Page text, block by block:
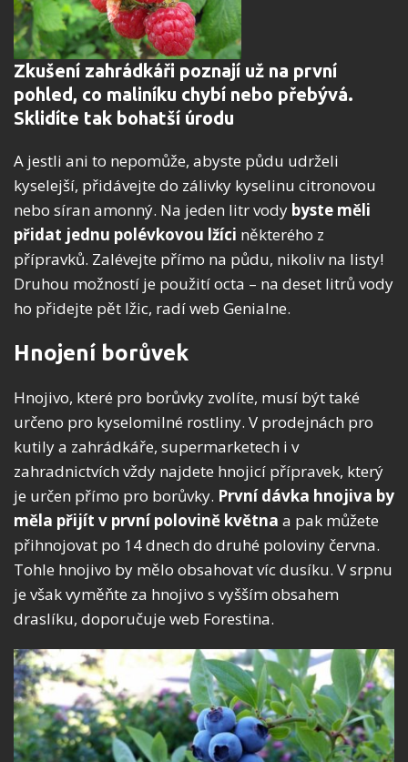
Zkušení zahrádkáři poznají už na první
pohled, co maliníku chybí nebo přebývá.
Sklidíte tak bohatší úrodu
A jestli ani to nepomůže, abyste půdu udrželi
kyselejší, přidávejte do zálivky kyselinu citronovou
nebo síran amonný. Na jeden litr vody byste měli
přidat jednu polévkovou lžíci některého z
přípravků. Zalévejte přímo na půdu, nikoliv na listy!
Druhou možností je použití octa – na deset litrů vody
ho přidejte pět lžic, radí web Genialne.
Hnojení borůvek
Hnojivo, které pro borůvky zvolíte, musí být také
určeno pro kyselomilné rostliny. V prodejnách pro
kutily a zahrádkáře, supermarketech i v
zahradnictvích vždy najdete hnojicí přípravek, který
je určen přímo pro borůvky. První dávka hnojiva by
měla přijít v první polovině května a pak můžete
přihnojovat po 14 dnech do druhé poloviny června.
Tohle hnojivo by mělo obsahovat víc dusíku. V srpnu
je však vyměňte za hnojivo s vyšším obsahem
draslíku, doporučuje web Forestina.